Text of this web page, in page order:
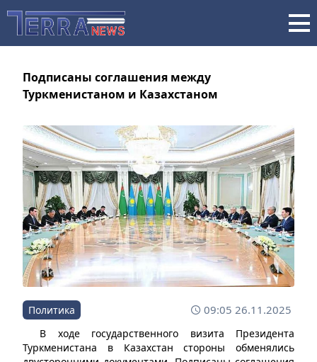
Подписаны соглашения между
Туркменистаном и Казахстаном
Политика 09:05 26.11.2025
В ходе государственного визита Президента
Туркменистана в Казахстан стороны обменялись